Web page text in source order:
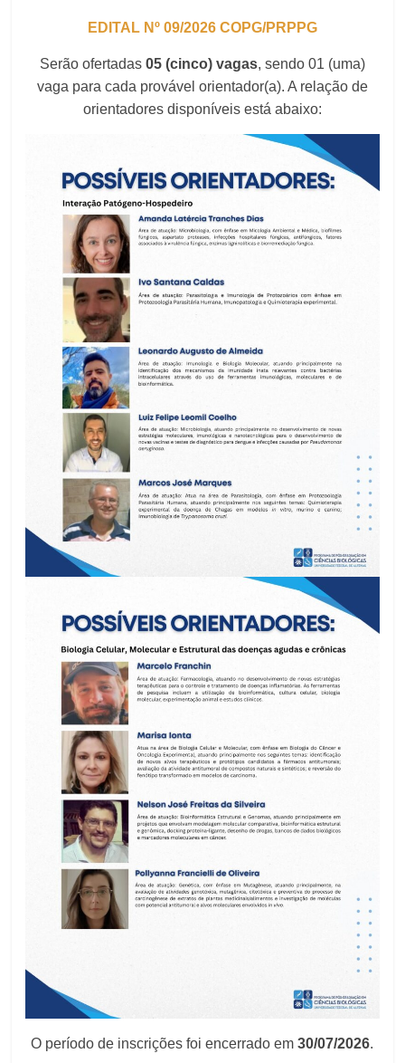
EDITAL Nº 09/2026 COPG/PRPPG
Serão ofertadas 05 (cinco) vagas, sendo 01 (uma)
vaga para cada provável orientador(a). A relação de
orientadores disponíveis está abaixo:
O período de inscrições foi encerrado em 30/07/2026.